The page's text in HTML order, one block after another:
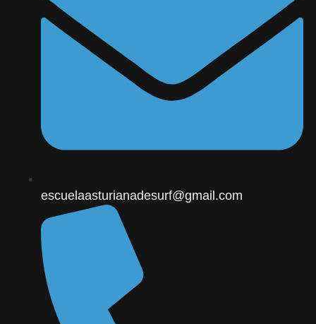
escuelaasturianadesurf@gmail.com